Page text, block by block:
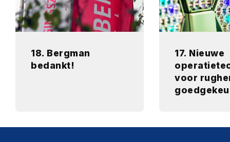
18. Bergman
bedankt!
17. Nieuwe
voor